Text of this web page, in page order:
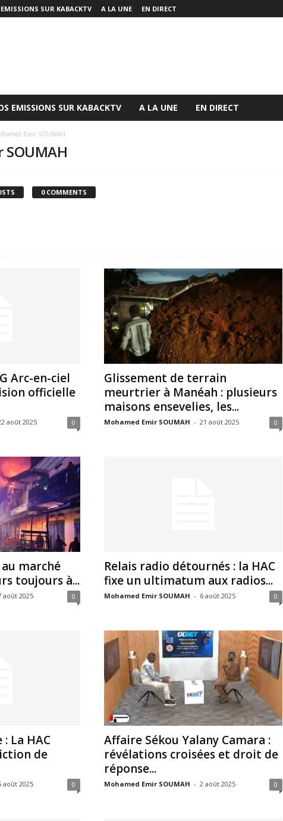
SUR KABACKTV A LA UNE EN DIRECT
EMISSIONS SUR KABACKTV A LA UNE EN DIRECT
Emir SOUMAH
0 COMMENTS
Arc-en-ciel
officielle
août 2025 0
Glissement de terrain
meurtrier à Manéah : plusieurs
maisons ensevelies, les...
Mohamed Emir SOUMAH - 21 août 2025 0
marché
toujours à...
août 2025 0
Relais radio détournés : la HAC
fixe un ultimatum aux radios...
Mohamed Emir SOUMAH - 6 août 2025 0
La HAC
de
août 2025 0
Affaire Sékou Yalany Camara :
révélations croisées et droit de
réponse...
Mohamed Emir SOUMAH - 2 août 2025 0